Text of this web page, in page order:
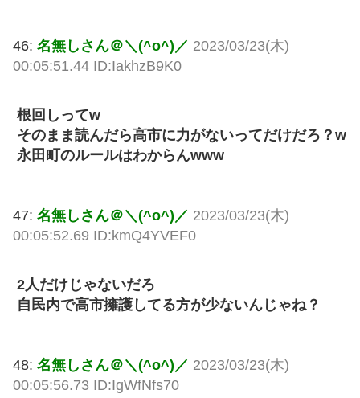
46: 名無しさん＠＼(^o^)／ 2023/03/23(木)
00:05:51.44 ID:IakhzB9K0
根回しってw
そのまま読んだら高市に力がないってだけだろ？w
永田町のルールはわからんwww
47: 名無しさん＠＼(^o^)／ 2023/03/23(木)
00:05:52.69 ID:kmQ4YVEF0
2人だけじゃないだろ
自民内で高市擁護してる方が少ないんじゃね？
48: 名無しさん＠＼(^o^)／ 2023/03/23(木)
00:05:56.73 ID:IgWfNfs70